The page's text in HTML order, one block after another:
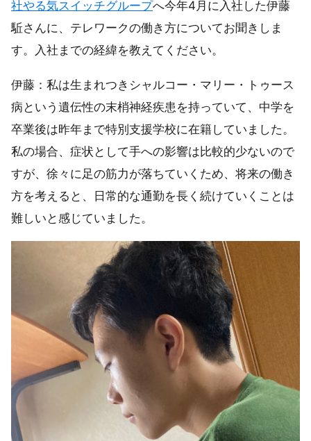
社やる気スイッチグループへ今年4月に入社した伊藤
駈さんに、テレワークの働き方についてお聞きしま
す。入社までの経緯を教えてください。
伊藤：私は生まれつきシャルコー・マリー・トゥース
病という遺伝性の末梢神経疾患を持っていて、中学を
卒業後は昨年まで特別支援学校に在籍していました。
私の場合、症状として手への影響は比較的少ないので
すが、徐々に足の筋力が落ちていくため、将来の働き
方を考えると、日常的な通勤を長く続けていくことは
難しいと感じていました。